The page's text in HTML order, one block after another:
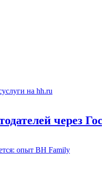
через